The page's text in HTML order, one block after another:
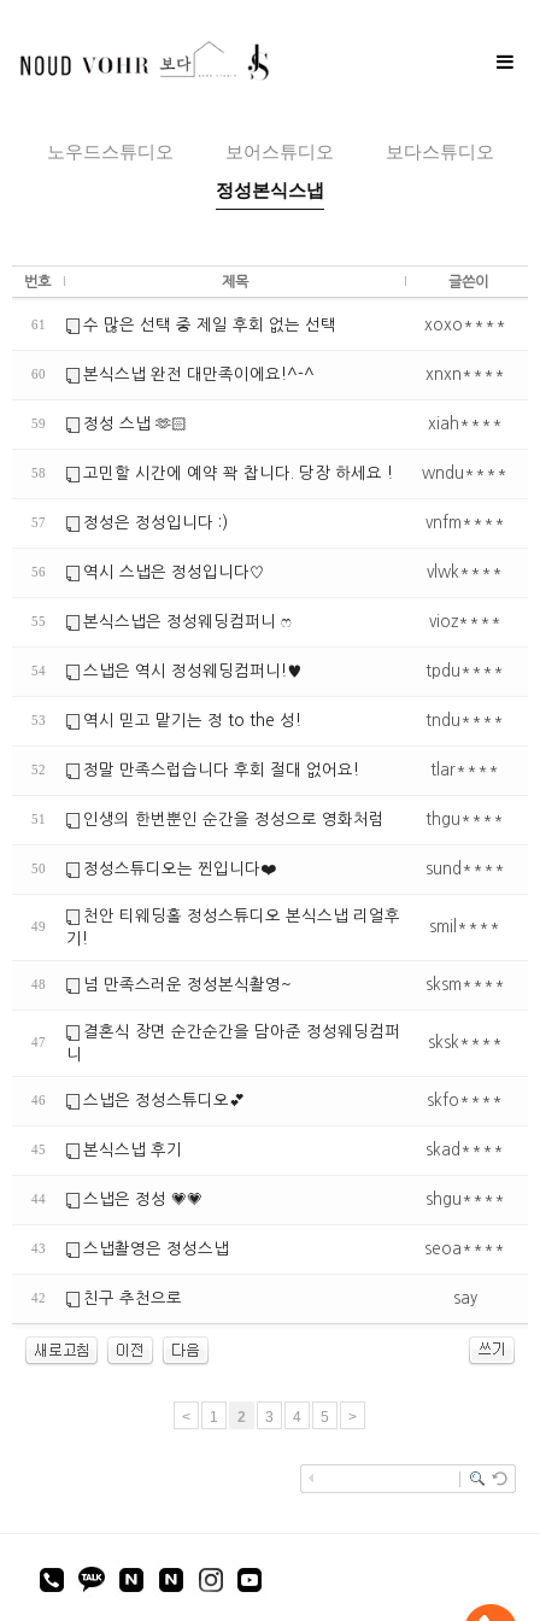
Toggle
노우드스튜디오 보어스튜디오
보다스튜디오
정성본식스냅
번호 제목 글쓴이
61 수 많은 선택 중 제일 후회 없는 선택 xoxo****
60 본식스냅 완전 대만족이에요!^-^ xnxn****
59 정성 스냅 🫶🏻 xiah****
58 고민할 시간에 예약 꽉 찹니다. 당장 하세요 ! wndu****
57 정성은 정성입니다 :) vnfm****
56 역시 스냅은 정성입니다♡ vlwk****
55 본식스냅은 정성웨딩컴퍼니 ෆ vioz****
54 스냅은 역시 정성웨딩컴퍼니!♥ tpdu****
53 역시 믿고 맡기는 정 to the 성! tndu****
52 정말 만족스럽습니다 후회 절대 없어요! tlar****
51 인생의 한번뿐인 순간을 정성으로 영화처럼 thgu****
50 정성스튜디오는 찐입니다❤️ sund****
49
천안 티웨딩홀 정성스튜디오 본식스냅 리얼후
기!
smil****
48 넘 만족스러운 정성본식촬영~ sksm****
47
결혼식 장면 순간순간을 담아준 정성웨딩컴퍼
니
sksk****
46 스냅은 정성스튜디오💕 skfo****
45 본식스냅 후기 skad****
44 스냅은 정성 💗💗 shgu****
43 스냅촬영은 정성스냅 seoa****
42 친구 추천으로 say
< 1 2 3 4 5 >